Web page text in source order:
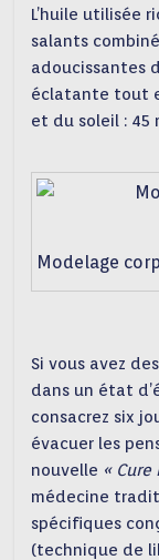
L’huile utilisée
salants
adoucissantes
éclatante tout
et du soleil : 45
Modelage
Si vous avez
dans un état
consacrez six
évacuer les
nouvelle « Cure
médecine
spécifiques
(technique de